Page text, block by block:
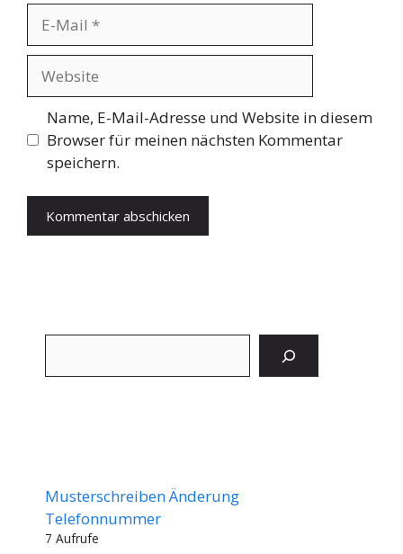
Mail
Name, E-Mail-Adresse und Website in diesem
Browser für meinen nächsten Kommentar
speichern.
Musterschreiben Änderung
Telefonnummer
7 Aufrufe